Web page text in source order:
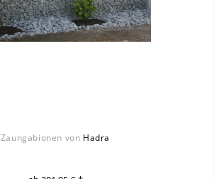
Zaungabionen von Hadra